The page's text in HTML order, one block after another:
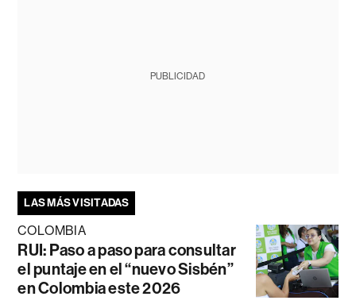
PUBLICIDAD
LAS MÁS VISITADAS
COLOMBIA
RUI: Paso a paso para consultar
el puntaje en el “nuevo Sisbén”
en Colombia este 2026